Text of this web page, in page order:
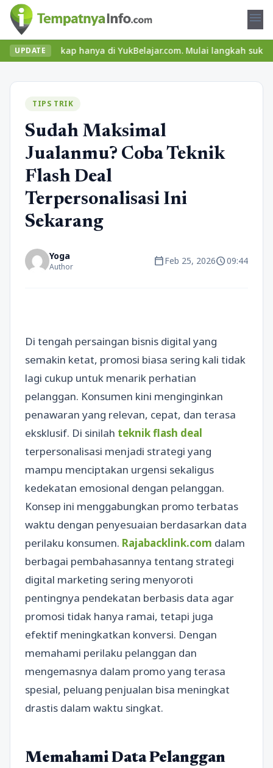
menu
UPDATEhanya di YukBelajar.com. Mulai langkah suksesmu
TIPS TRIK
Sudah Maksimal
Jualanmu? Coba Teknik
Flash Deal
Terpersonalisasi Ini
Sekarang
Yoga
Author calendar_todayFeb 25, 2026schedule09:44
Di tengah persaingan bisnis digital yang
semakin ketat, promosi biasa sering kali tidak
lagi cukup untuk menarik perhatian
pelanggan. Konsumen kini menginginkan
penawaran yang relevan, cepat, dan terasa
eksklusif. Di sinilah teknik flash deal
terpersonalisasi menjadi strategi yang
mampu menciptakan urgensi sekaligus
kedekatan emosional dengan pelanggan.
Konsep ini menggabungkan promo terbatas
waktu dengan penyesuaian berdasarkan data
perilaku konsumen. Rajabacklink.com dalam
berbagai pembahasannya tentang strategi
digital marketing sering menyoroti
pentingnya pendekatan berbasis data agar
promosi tidak hanya ramai, tetapi juga
efektif meningkatkan konversi. Dengan
memahami perilaku pelanggan dan
mengemasnya dalam promo yang terasa
spesial, peluang penjualan bisa meningkat
drastis dalam waktu singkat.
Memahami Data Pelanggan